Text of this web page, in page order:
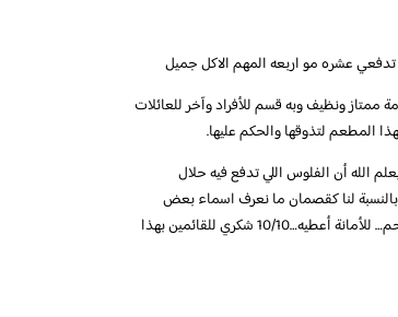
عشره مو اربعه المهم الاكل جميل
ونظيف وبه قسم للأفراد وآخر للعائلات
المطعم لتذوقها والحكم عليها.
الله أن الفلوس اللي تدفع فيه حلال
لنا كقصمان ما نعرف اسماء بعض
الأكلات…لكن انصح كل من يدخل المطعم أن يجرب…البرمة…والعرقه..دجاج او لحم… للأمانة أعطيه…10/10 شكري للقائمين بهذا